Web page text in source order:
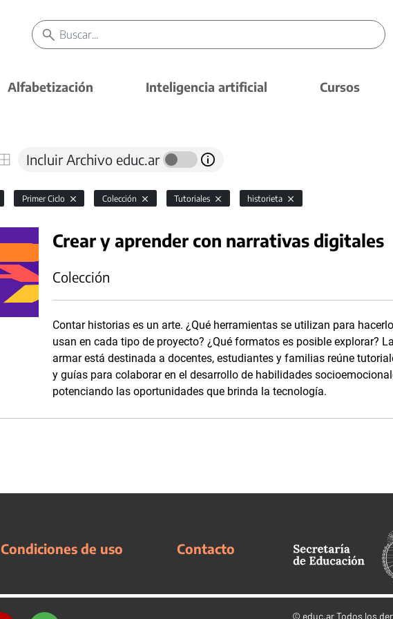
Alfabetización Inteligencia artificial Cursos
Incluir Archivo educ.ar
Primer Ciclo Colección Tutoriales historieta
Crear y aprender con narrativas digitales
Colección
Contar historias es un arte. ¿Qué herramientas se utilizan para
usan en cada tipo de proyecto? ¿Qué formatos es posible explorar?
armar está destinada a docentes, estudiantes y familias reúne
y guías para colaborar en el desarrollo de habilidades
potenciando las oportunidades que brinda la tecnología.
Condiciones de uso Contacto
© educ.arTodos los